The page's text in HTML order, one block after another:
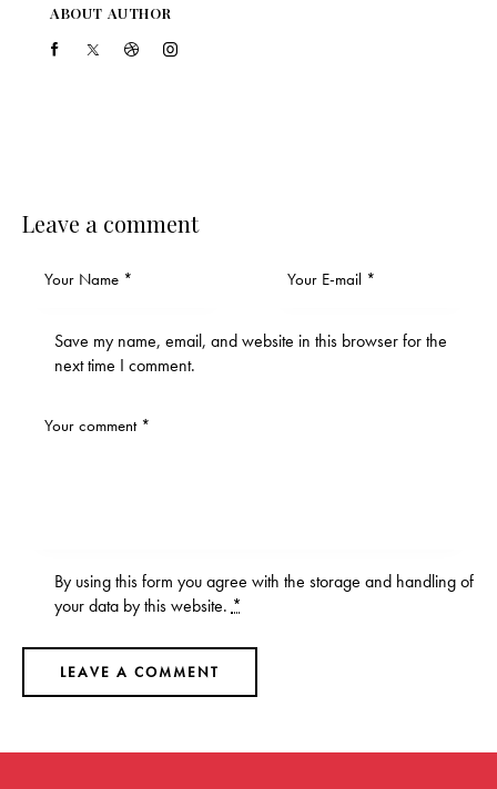
ABOUT AUTHOR
Leave a comment
Save my name, email, and website in this browser for the
next time I comment.
By using this form you agree with the storage and handling of
your data by this website.*